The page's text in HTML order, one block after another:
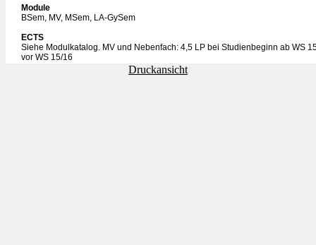
Module
BSem, MV, MSem, LA-GySem
ECTS
Siehe Modulkatalog. MV und Nebenfach: 4,5 LP bei Studienbeginn ab WS
vor WS 15/16
Druckansicht